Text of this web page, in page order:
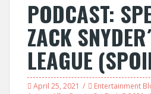
PODCAST:
ZACK
LEAGUE
April 25, 2021 Entertainment